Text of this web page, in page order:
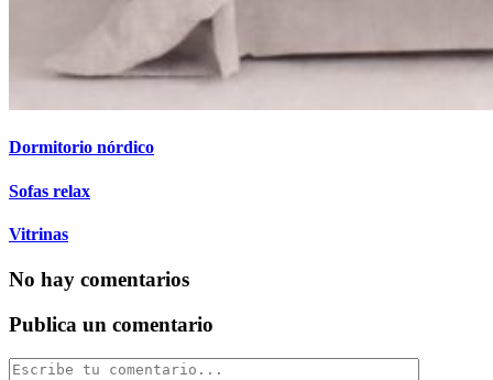
Dormitorio nórdico
Sofas relax
Vitrinas
No hay comentarios
Publica un comentario